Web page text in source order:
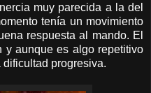
muy parecida a la del
tenía un movimiento
respuesta al mando. El
y aunque es algo repetitivo
progresiva.